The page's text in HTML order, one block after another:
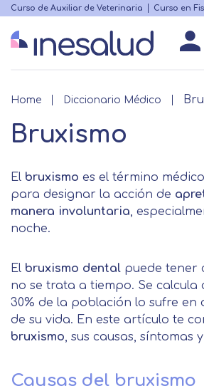
Skip
main
content
Menú
destacado
Curso de Auxiliar de Veterinaria Curso en
Breadcrumb
Home Diccionario Médico
Bruxismo
El bruxismo es el término
para designar la acción de
manera involuntaria,
noche.
El bruxismo dental puede tener
no se trata a tiempo. Se calcula
30% de la población lo sufre en
de su vida. En este artículo te
bruxismo, sus causas, síntomas
Causas del bruxismo
Matricularme